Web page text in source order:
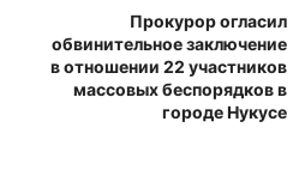
Прокурор огласил
обвинительное заключение
в отношении 22 участников
массовых беспорядков в
городе Нукусе